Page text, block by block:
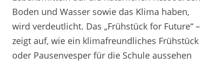
Boden und Wasser sowie das Klima haben,
wird verdeutlicht. Das „Frühstück for Future“ –
zeigt auf, wie ein klimafreundliches Frühstück
oder Pausenvesper für die Schule aussehen